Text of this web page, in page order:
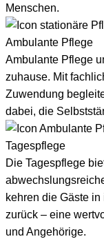
Menschen.
Ambulante Pflege
Ambulante Pflege
zuhause. Mit
Zuwendung
dabei, die
Tagespflege
Die Tagespflege
kehren die Gäste
zurück – eine
und Angehörige.